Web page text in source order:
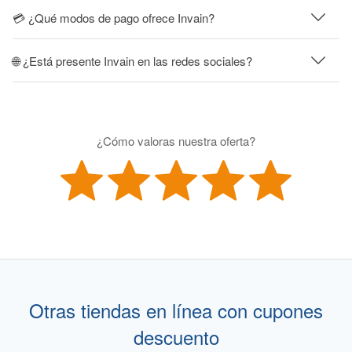
💳 ¿Qué modos de pago ofrece Invain?
🌐 ¿Está presente Invain en las redes sociales?
¿Cómo valoras nuestra oferta?
Otras tiendas en línea con cupones
descuento